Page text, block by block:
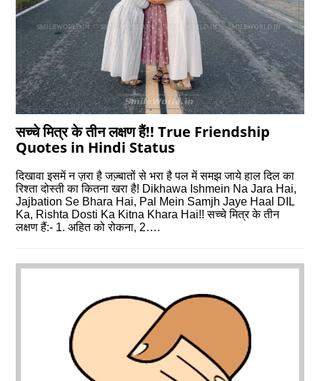
सच्‍चे मित्र के तीन लक्षण हैं!! True Friendship
Quotes in Hindi Status
दिखावा इसमें न ज़रा है जज्‍़बातों से भरा है पल में समझ जाये हाल दिल का
रिश्‍ता दोस्‍ती का कितना खरा है! Dikhawa Ishmein Na Jara Hai,
Jajbation Se Bhara Hai, Pal Mein Samjh Jaye Haal DIL
Ka, Rishta Dosti Ka Kitna Khara Hai!! सच्‍चे मित्र के तीन
लक्षण हैं:- 1. अहित को रोकना, 2….